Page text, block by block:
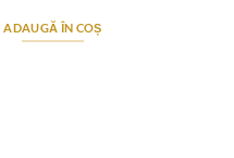
ADAUGĂ ÎN COȘ